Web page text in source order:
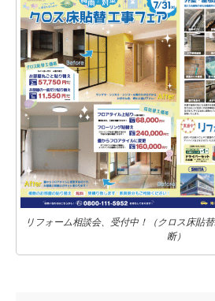
リフォーム相談会、受付中！（クロス床貼
断）